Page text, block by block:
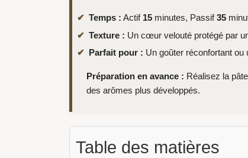
Temps : Actif 15 minutes, Passif35
Texture : Un cœur velouté protégé par
Parfait pour : Un goûter réconfortant ou
Préparation en avance : Réalisez la
des arômes plus développés.
Table des matières